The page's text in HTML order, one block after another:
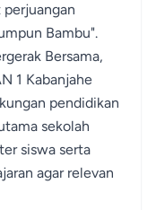
Bambu".
Bersama,
1 Kabanjahe
pendidikan
sekolah
siswa serta
agar relevan